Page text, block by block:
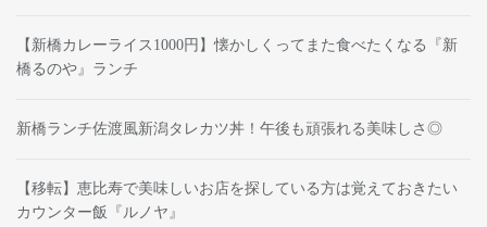
【新橋カレーライス1000円】懐かしくってまた食べたくなる『新
橋るのや』ランチ
新橋ランチ佐渡風新潟タレカツ丼！午後も頑張れる美味しさ◎
【移転】恵比寿で美味しいお店を探している方は覚えておきたい
カウンター飯『ルノヤ』